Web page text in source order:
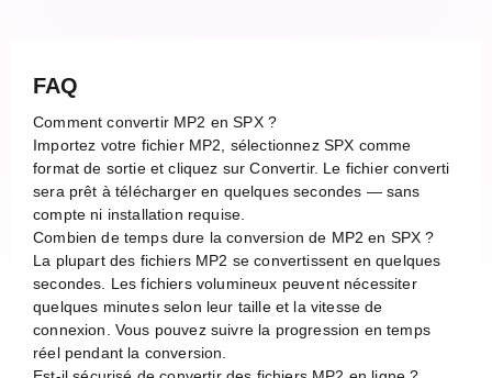
FAQ
Comment convertir MP2 en SPX ?
Importez votre fichier MP2, sélectionnez SPX comme
format de sortie et cliquez sur Convertir. Le fichier converti
sera prêt à télécharger en quelques secondes — sans
compte ni installation requise.
Combien de temps dure la conversion de MP2 en SPX ?
La plupart des fichiers MP2 se convertissent en quelques
secondes. Les fichiers volumineux peuvent nécessiter
quelques minutes selon leur taille et la vitesse de
connexion. Vous pouvez suivre la progression en temps
réel pendant la conversion.